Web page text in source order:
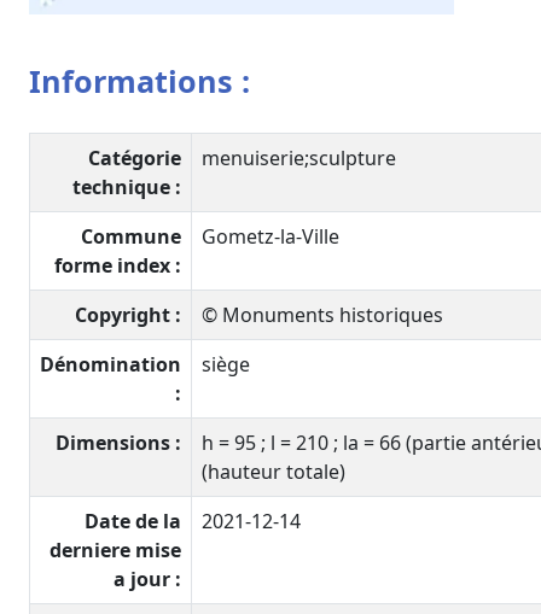
Informations :
Catégorie
technique :
menuiserie;sculpture
Commune
forme index :
Gometz-la-Ville
Copyright :
© Monuments historiques
Dénomination
:
siège
Dimensions :
h = 95 ; l = 210 ; la = 66 (partie
(hauteur totale)
Date de la
derniere mise
a jour :
2021-12-14